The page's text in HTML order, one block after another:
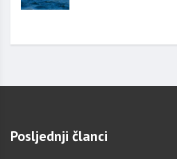
Posljednji članci